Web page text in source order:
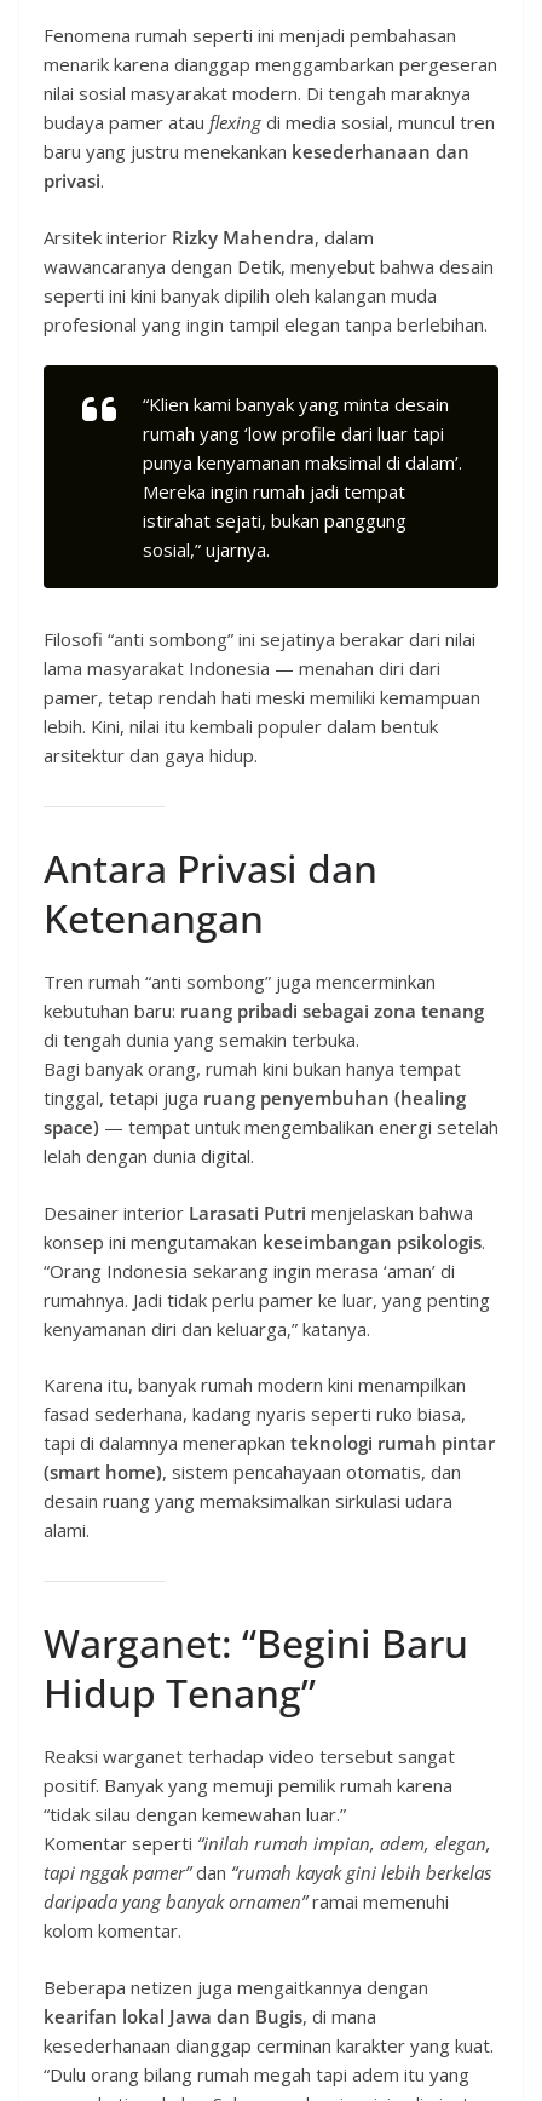
Fenomena rumah seperti ini menjadi pembahasan
menarik karena dianggap menggambarkan pergeseran
nilai sosial masyarakat modern. Di tengah maraknya
budaya pamer atau flexing di media sosial, muncul tren
baru yang justru menekankan kesederhanaan dan
privasi.
Arsitek interior Rizky Mahendra, dalam
wawancaranya dengan Detik, menyebut bahwa desain
seperti ini kini banyak dipilih oleh kalangan muda
profesional yang ingin tampil elegan tanpa berlebihan.
“Klien kami banyak yang minta desain
rumah yang ‘low profile dari luar tapi
punya kenyamanan maksimal di dalam’.
Mereka ingin rumah jadi tempat
istirahat sejati, bukan panggung
sosial,” ujarnya.
Filosofi “anti sombong” ini sejatinya berakar dari nilai
lama masyarakat Indonesia — menahan diri dari
pamer, tetap rendah hati meski memiliki kemampuan
lebih. Kini, nilai itu kembali populer dalam bentuk
arsitektur dan gaya hidup.
Antara Privasi dan
Ketenangan
Tren rumah “anti sombong” juga mencerminkan
kebutuhan baru: ruang pribadi sebagai zona tenang
di tengah dunia yang semakin terbuka.
Bagi banyak orang, rumah kini bukan hanya tempat
tinggal, tetapi juga ruang penyembuhan (healing
space) — tempat untuk mengembalikan energi setelah
lelah dengan dunia digital.
Desainer interior Larasati Putri menjelaskan bahwa
konsep ini mengutamakan keseimbangan psikologis.
“Orang Indonesia sekarang ingin merasa ‘aman’ di
rumahnya. Jadi tidak perlu pamer ke luar, yang penting
kenyamanan diri dan keluarga,” katanya.
Karena itu, banyak rumah modern kini menampilkan
fasad sederhana, kadang nyaris seperti ruko biasa,
tapi di dalamnya menerapkan teknologi rumah pintar
(smart home), sistem pencahayaan otomatis, dan
desain ruang yang memaksimalkan sirkulasi udara
alami.
Warganet: “Begini Baru
Hidup Tenang”
Reaksi warganet terhadap video tersebut sangat
positif. Banyak yang memuji pemilik rumah karena
“tidak silau dengan kemewahan luar.”
Komentar seperti “inilah rumah impian, adem, elegan,
tapi nggak pamer”dan “rumah kayak gini lebih berkelas
daripada yang banyak ornamen”ramai memenuhi
kolom komentar.
Beberapa netizen juga mengaitkannya dengan
kearifan lokal Jawa dan Bugis, di mana
kesederhanaan dianggap cerminan karakter yang kuat.
“Dulu orang bilang rumah megah tapi adem itu yang